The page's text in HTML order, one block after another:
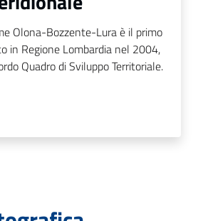
Olona-Bozzente-Lura è il primo
in Regione Lombardia nel 2004,
Quadro di Sviluppo Territoriale.